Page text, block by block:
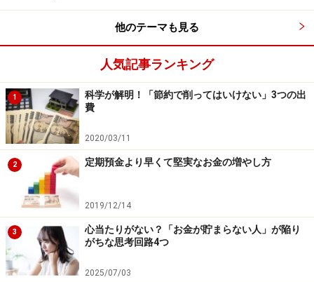
なんて、無理！」ということになりますものね。これ
は、家計簿のケースでも同様です。
忙しいのに、1円単位で毎日すべての出費を手書きでつ
けている人には、めったに出会いません。「流動費（月
によって出費の変動があるもの。食費や外食費、交際
費、日用品代など）だけスマホの家計簿アプリでつけ
る」「レシートを取っておき、週末にチェックする」と
いうくらいの人も多くいます。
なかには「家計簿を全くつけていない」という人も。お
給料が入ったらすぐに貯蓄を別の口座に移す仕組み（財
形貯蓄など）をつくっていて、手元にあるお金をすべて
使っても貯蓄は確保され、出費の内訳を見なくてもいい
他のテーマも見る
人気記事ランキング
1
科学が解明！「節約で削ってはいけない」3つの出
費
2020/03/11
2 定期預金より早くて堅実なお金の増やし方
2019/12/14
3
心当たりがない？「お金が貯まらない人」が陥り
がちな思考回路4つ
2025/07/03